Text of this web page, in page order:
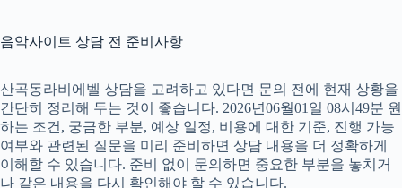
음악사이트 상담 전 준비사항
산곡동라비에벨 상담을 고려하고 있다면 문의 전에 현재 상황을
간단히 정리해 두는 것이 좋습니다. 2026년06월01일 08시49분 원
하는 조건, 궁금한 부분, 예상 일정, 비용에 대한 기준, 진행 가능
여부와 관련된 질문을 미리 준비하면 상담 내용을 더 정확하게
이해할 수 있습니다. 준비 없이 문의하면 중요한 부분을 놓치거
나 같은 내용을 다시 확인해야 할 수 있습니다.